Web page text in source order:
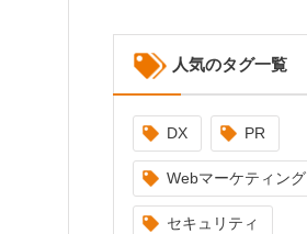
人気のタグ一覧
DX PR
Webマーケティング
セキュリティ